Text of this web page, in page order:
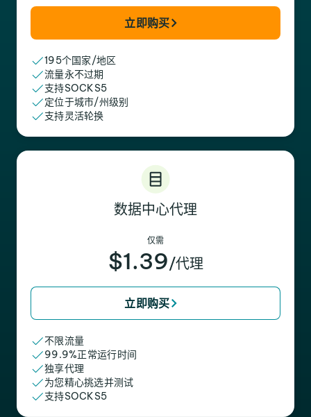
立即购买
195个国家/地区
流量永不过期
支持SOCKS5
定位于城市/州级别
支持灵活轮换
数据中心代理
仅需
$1.39/代理
立即购买
不限流量
99.9%正常运行时间
独享代理
为您精心挑选并测试
支持SOCKS5